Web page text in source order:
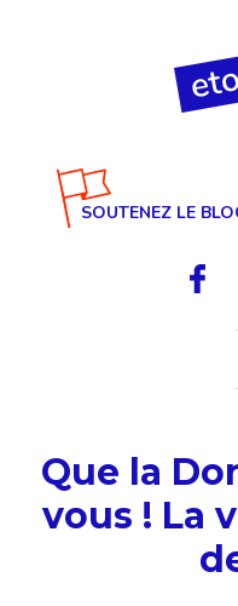
SOUTENEZ LE
Que la
vous ! La